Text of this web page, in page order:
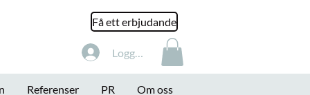
Få ett erbjudande
Referenser PR Om oss
Logga in